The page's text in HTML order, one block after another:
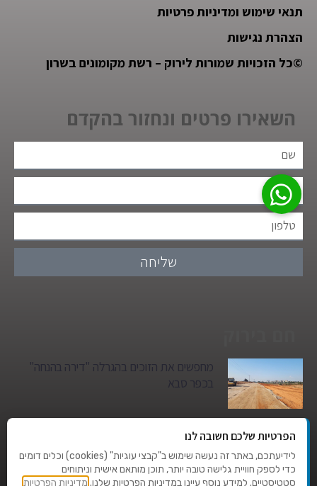
תנאי שימוש ומדיניות פרטיות
הצהרת נגישות
©כל הזכויות שמורות לירוק – רשת מקומונים בשרון
השאירו פרטים ונחזור בהקדם
שליחה
מחפשים את הזוכים בהגרלה "דירה בהנחה"
בכפר סבא
גן הילדים של מרים סיטי יהפוך למגדל מגורים:
סגירת מעגל היסטורית במגדיאל
הפרטיות שלכם חשובה לנו
לידיעתכם, באתר זה נעשה שימוש ב"קבצי עוגיות" (cookies) וכלים דומים
כדי לספק חוויית גלישה טובה יותר, תוכן מותאם אישית וניתוחים
סטטיסטיים. למידע נוסף עיינו במדיניות הפרטיות שלנו. מדיניות הפרטיות